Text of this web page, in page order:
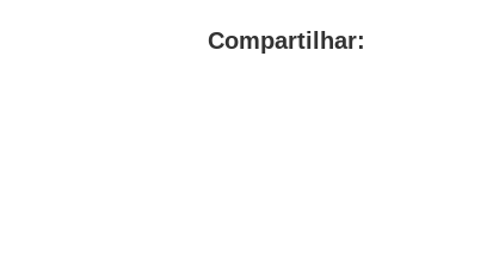
Compartilhar: